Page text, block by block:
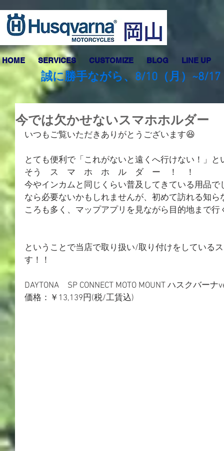
HOME SERVICES CUSTOMIZE BLOG LINE UP
誠に勝手ながら、8/10（月）~8/
今では欠かせないスマホホルダー
いつもご覧いただきありがとうございます😆
とても便利で「これがないと遠くへ行けない！」と
そう　ス　マ　ホ　ホ　ル　ダ　ー　！　！
今やインカムと同じくらい普及してきている用品
なら必要ないかもしれませんが、初めて訪れる知
ころも多く、マップアプリを見ながら目的地まで
ということで当店で取り扱い/取り付けをしている
す！！
DAYTONA　SP CONNECT MOTO MOUNT ハスクバーナ
価格：￥13,139円(税/工賃込)